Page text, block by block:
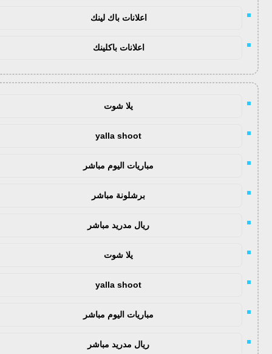
اعلانات باك لينك
اعلانات باكلينك
يلا شوت
yalla shoot
مباريات اليوم مباشر
برشلونة مباشر
ريال مدريد مباشر
يلا شوت
yalla shoot
مباريات اليوم مباشر
ريال مدريد مباشر